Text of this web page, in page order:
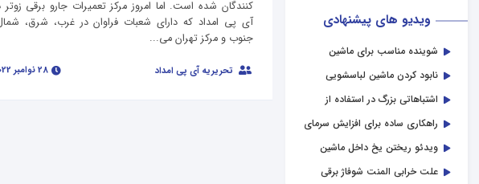
ویدیو های پیشنهادی
شوینده مناسب برای ماشین
نابود کردن ماشین لباسشویی
اشتباهاتی بزرگ در استفاده از
راهکاری ساده برای افزایش سرمای
ویدئو ریختن یخ داخل ماشین
علت خرابی المنت شوفاژ برقی
کنندگان شده است. اما امروز مرکز تعمیرات جارو برقی زوتر
آی پی امداد که دارای شعبات فراوان در غرب، شرق،
جنوب و مرکز تهران می...
تحریریه آی پی امداد 28 نوامبر 2022